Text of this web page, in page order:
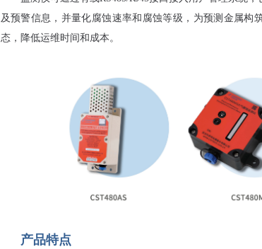
及预警信息，并量化腐蚀速率和腐蚀等级，为预测金属
态，降低运维时间和成本。
产品特点